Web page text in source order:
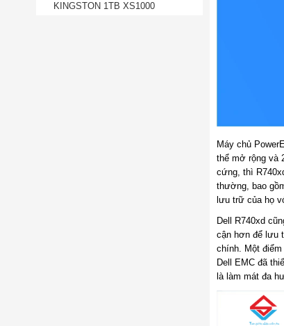
Máy chủ
thể mở rộng và
cứng, thì
thường, bao
lưu trữ của họ
Dell R740xd
cận hơn để lưu
chính. Một
Dell EMC đã
là làm mát đa
KINGSTON 1TB XS1000